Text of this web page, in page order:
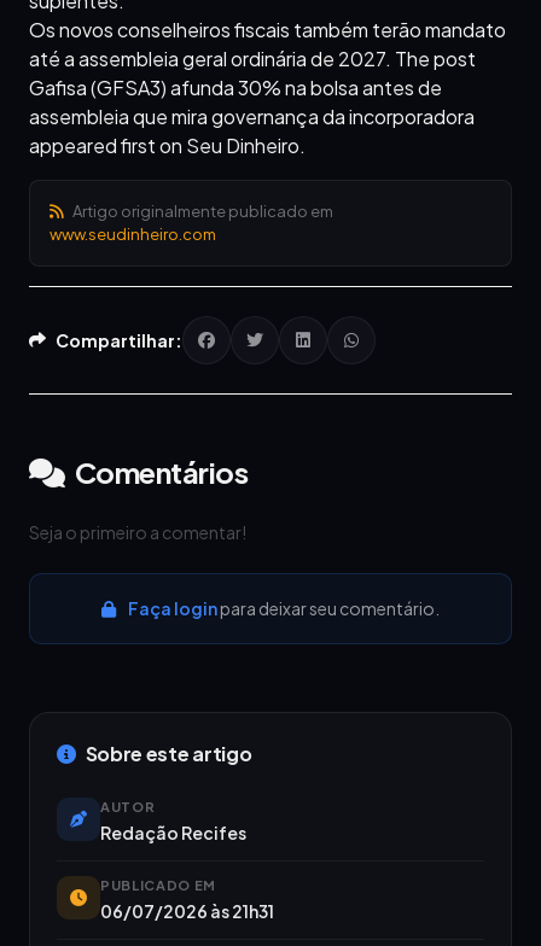
Os novos conselheiros fiscais também terão mandato
até a assembleia geral ordinária de 2027. The post
Gafisa (GFSA3) afunda 30% na bolsa antes de
assembleia que mira governança da incorporadora
appeared first on Seu Dinheiro.
Artigo originalmente publicado em
www.seudinheiro.com
Compartilhar:
Comentários
Seja o primeiro a comentar!
Faça loginpara deixar seu comentário.
Sobre este artigo
AUTOR
Redação Recifes
PUBLICADO EM
06/07/2026 às 21h31